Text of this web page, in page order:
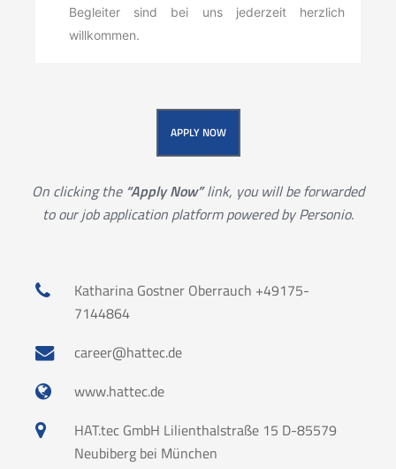
Begleiter sind bei uns jederzeit herzlich
willkommen.
APPLY NOW
On clicking the “Apply Now”link, you will be forwarded
to our job application platform powered by Personio.
Katharina Gostner Oberrauch +49175-
7144864
career@hattec.de
www.hattec.de
HAT.tec GmbH Lilienthalstraße 15 D-85579
Neubiberg bei München